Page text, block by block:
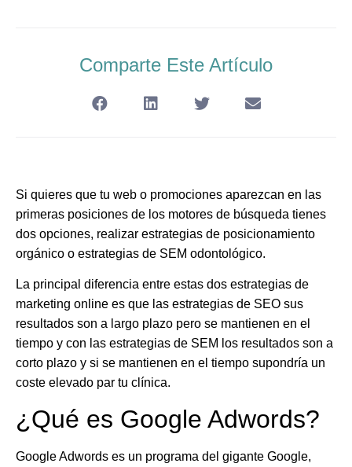
Comparte Este Artículo
Si quieres que tu web o promociones aparezcan en las
primeras posiciones de los motores de búsqueda tienes
dos opciones, realizar estrategias de posicionamiento
orgánico o estrategias de SEM odontológico.
La principal diferencia entre estas dos estrategias de
marketing online es que las estrategias de SEO sus
resultados son a largo plazo pero se mantienen en el
tiempo y con las estrategias de SEM los resultados son a
corto plazo y si se mantienen en el tiempo supondría un
coste elevado par tu clínica.
¿Qué es Google Adwords?
Google Adwords es un programa del gigante Google,